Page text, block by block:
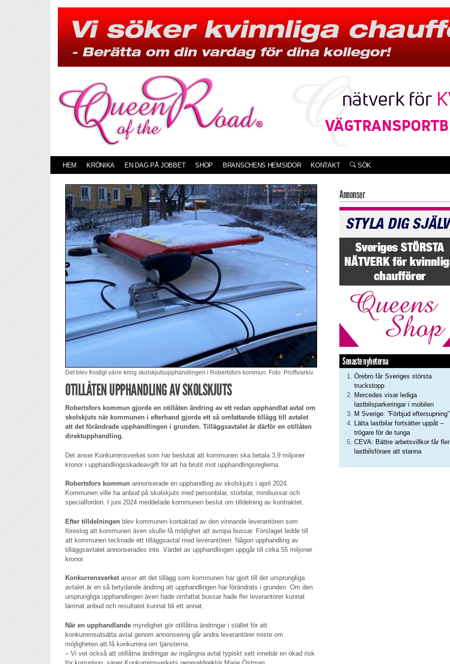
HEM KRÖNIKA EN DAG PÅ JOBBET SHOP BRANSCHENS HEMSIDOR KONTAKT SÖK
Det blev frostigt värre kring skolskjutsupphandlingen i Robertsfors kommun. Foto: Proffs/arkiv.
OTILLÅTEN UPPHANDLING AV SKOLSKJUTS
Robertsfors kommun gjorde en otillåten ändring av ett redan upphandlat avtal om
skolskjuts när kommunen i efterhand gjorde ett så omfattande tillägg till avtalet
att det förändrade upphandlingen i grunden. Tilläggsavtalet är därför en otillåten
direktupphandling.
Det anser Konkurrensverket som har beslutat att kommunen ska betala 3,9 miljoner
kronor i upphandlingsskadeavgift för att ha brutit mot upphandlingsreglerna.
Robertsfors kommun annonserade en upphandling av skolskjuts i april 2024.
Kommunen ville ha anbud på skolskjuts med personbilar, storbilar, minibussar och
specialfordon. I juni 2024 meddelade kommunen beslut om tilldelning av kontraktet.
Efter tilldelningen blev kommunen kontaktad av den vinnande leverantören som
föreslog att kommunen även skulle få möjlighet att avropa bussar. Förslaget ledde till
att kommunen tecknade ett tilläggsavtal med leverantören. Någon upphandling av
tilläggsavtalet annonserades inte. Värdet av upphandlingen uppgår till cirka 55 miljoner
kronor.
Konkurrensverketanser att det tillägg som kommunen har gjort till det ursprungliga
avtalet är en så betydande ändring att upphandlingen har förändrats i grunden. Om den
ursprungliga upphandlingen även hade omfattat bussar hade fler leverantörer kunnat
lämnat anbud och resultatet kunnat bli ett annat.
När en upphandlande myndighet gör otillåtna ändringar i stället för att
konkurrensutsätta avtal genom annonsering går andra leverantörer miste om
möjligheten att få konkurrera om tjänsterna.
– Vi vet också att otillåtna ändringar av ingångna avtal typiskt sett innebär en ökad risk
Annonser
Senaste nyheterna
Örebro får Sveriges största
truckstopp
Mercedes visar lediga
lastbilsparkeringar i mobilen
M Sverige: ”Förbjud eftersupning”
Lätta lastbilar fortsätter uppåt –
trögare för de tunga
CEVA: Bättre arbetsvillkor får fler
lastbilsförare att stanna